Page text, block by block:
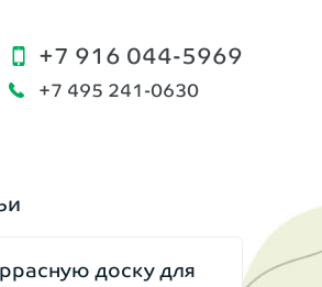
+7 916 044-5969
+7 495 241-0630
доску для